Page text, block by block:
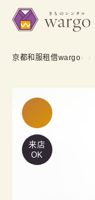
京都和服租借wargo
来店
OK